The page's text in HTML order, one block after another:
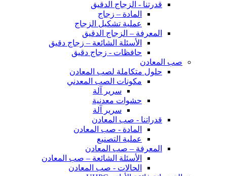
قدرتنا - الزجاج الدقيق
المادة – زجاج
عملية تشكيل الزجاج
المعرفة – الزجاج الدقيق
الأسئلة الشائعة – زجاج دقيق
حافظات - زجاج دقيق
صب المعادن
حلول متكاملة لصب المعادن
مكونات الصب المعدني
سرير آلة
حشوات معدنية
سرير آلة
قدراتنا - صب المعادن
المادة - صب المعادن
عملية التصنيع
المعرفة – صب المعادن
الأسئلة الشائعة – صب المعادن
الحالات - صب المعادن